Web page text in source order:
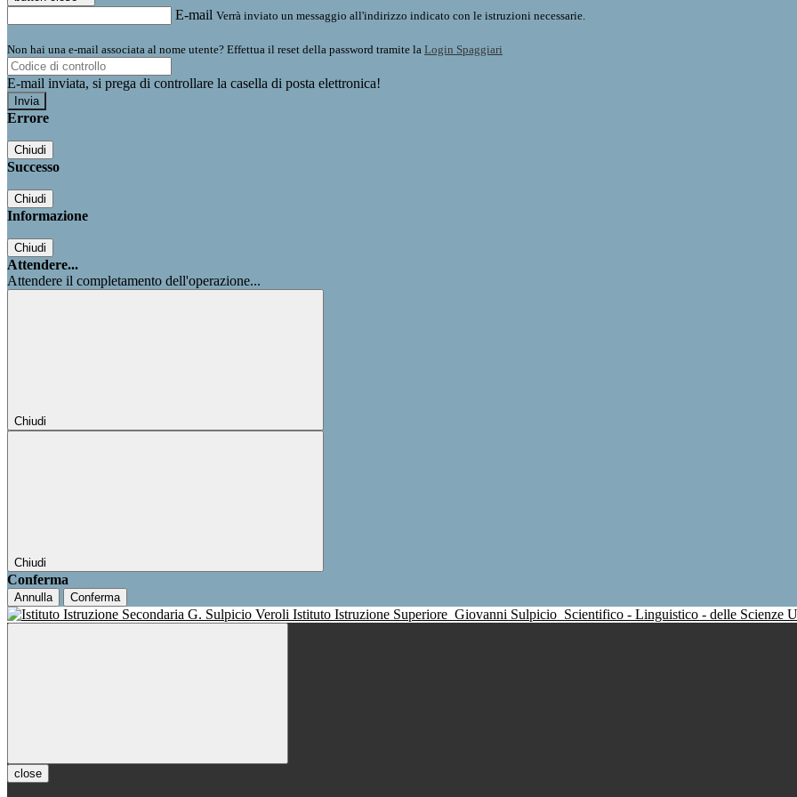
E-mail Verrà inviato un messaggio all'indirizzo indicato con le istruzioni necessarie.
Non hai una e-mail associata al nome utente? Effettua il reset della password tramite la Login Spaggiari
E-mail inviata, si prega di controllare la casella di posta elettronica!
Errore
Chiudi
Successo
Chiudi
Informazione
Chiudi
Attendere...
Attendere il completamento dell'operazione...
Chiudi
Chiudi
Conferma
Annulla Conferma
Istituto Istruzione Superiore Giovanni Sulpicio Scientifico - Linguistico - delle Scienze
close